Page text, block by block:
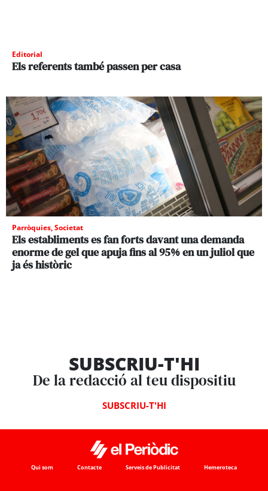
Editorial
Els referents també passen per casa
Parròquies,Societat
Els establiments es fan forts davant una demanda
enorme de gel que apuja fins al 95% en un juliol que
ja és històric
SUBSCRIU-T'HI
De la redacció al teu dispositiu
SUBSCRIU-T'HI
Qui som Contacte Serveis de Publicitat Hemeroteca